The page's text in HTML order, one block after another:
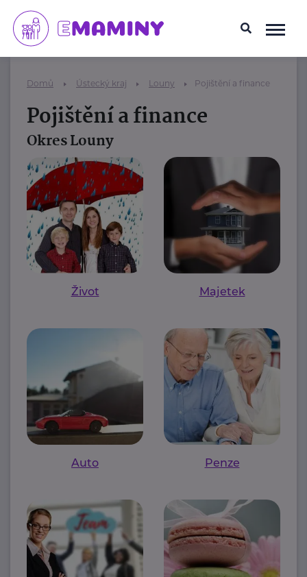
Domů Ústecký kraj Louny Pojištění a finance
Pojištění a finance
Okres Louny
Život Majetek
Auto Penze